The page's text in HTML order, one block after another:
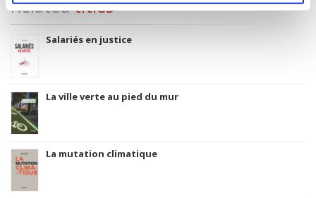
Relatedtitles
Salariés en justice
La ville verte au pied du mur
La mutation climatique